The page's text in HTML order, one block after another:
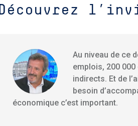
Découvrez
Au niveau de ce
emplois, 200
indirects. Et de
besoin
économique c’est important.